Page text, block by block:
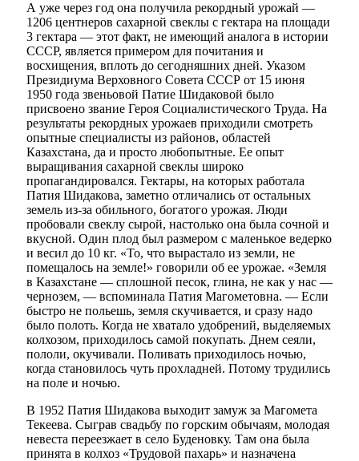
А уже через год она получила рекордный урожай —
1206 центнеров сахарной свеклы с гектара на площади
3 гектара — этот факт, не имеющий аналога в истории
СССР, является примером для почитания и
восхищения, вплоть до сегодняшних дней. Указом
Президиума Верховного Совета СССР от 15 июня
1950 года звеньовой Патие Шидаковой было
присвоено звание Героя Социалистического Труда. На
результаты рекордных урожаев приходили смотреть
опытные специалисты из районов, областей
Казахстана, да и просто любопытные. Ее опыт
выращивания сахарной свеклы широко
пропагандировался. Гектары, на которых работала
Патия Шидакова, заметно отличались от остальных
земель из-за обильного, богатого урожая. Люди
пробовали свеклу сырой, настолько она была сочной и
вкусной. Один плод был размером с маленькое ведерко
и весил до 10 кг. «То, что вырастало из земли, не
помещалось на земле!» говорили об ее урожае. «Земля
в Казахстане — сплошной песок, глина, не как у нас —
чернозем, — вспоминала Патия Магометовна. — Если
быстро не польешь, земля скучивается, и сразу надо
было полоть. Когда не хватало удобрений, выделяемых
колхозом, приходилось самой покупать. Днем сеяли,
пололи, окучивали. Поливать приходилось ночью,
когда становилось чуть прохладней. Потому трудились
на поле и ночью.
В 1952 Патия Шидакова выходит замуж за Магомета
Текеева. Сыграв свадьбу по горским обычаям, молодая
невеста переезжает в село Буденовку. Там она была
принята в колхоз «Трудовой пахарь» и назначена
Туризм